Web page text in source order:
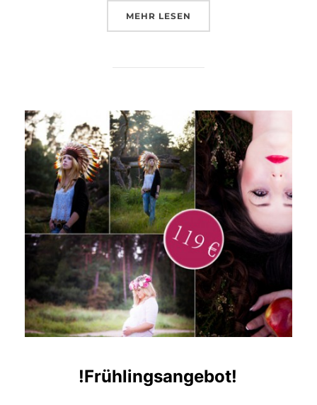
MEHR ÜBER „EIN WEITERES MAL
LESEN
!Frühlingsangebot!